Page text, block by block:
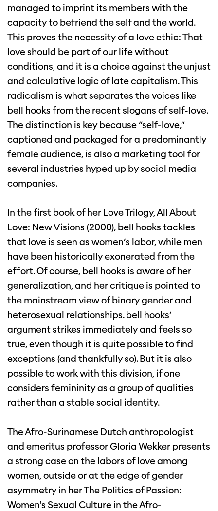
managed to imprint its members with the
capacity to befriend the self and the world.
This proves the necessity of a love ethic: That
love should be part of our life without
conditions, and it is a choice against the unjust
and calculative logic of late capitalism. This
radicalism is what separates the voices like
bell hooks from the recent slogans of self-love.
The distinction is key because “self-love,”
captioned and packaged for a predominantly
female audience, is also a marketing tool for
several industries hyped up by social media
companies.
In the first book of her Love Trilogy, All About
Love: New Visions (2000), bell hooks tackles
that love is seen as women’s labor, while men
have been historically exonerated from the
effort. Of course, bell hooks is aware of her
generalization, and her critique is pointed to
the mainstream view of binary gender and
heterosexual relationships. bell hooks’
argument strikes immediately and feels so
true, even though it is quite possible to find
exceptions (and thankfully so). But it is also
possible to work with this division, if one
considers femininity as a group of qualities
rather than a stable social identity.
The Afro-Surinamese Dutch anthropologist
and emeritus professor Gloria Wekker presents
a strong case on the labors of love among
women, outside or at the edge of gender
asymmetry in her The Politics of Passion:
Women's Sexual Culture in the Afro-